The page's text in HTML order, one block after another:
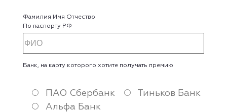
Фамилия Имя Отчество
По паспорту РФ
Банк, на карту которого хотите получать премию
ПАО Сбербанк
Тиньков Банк
Альфа Банк